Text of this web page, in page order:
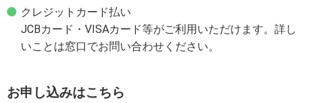
クレジットカード払い
JCBカード・VISAカード等がご利用いただけます。詳し
いことは窓口でお問い合わせください。
お申し込みはこちら